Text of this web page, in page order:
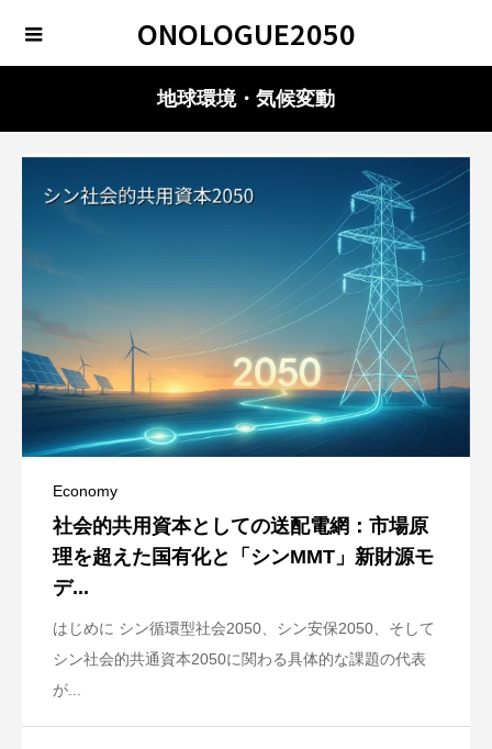
ONOLOGUE2050
地球環境・気候変動
Economy
社会的共用資本としての送配電網：市場原
理を超えた国有化と「シンMMT」新財源モ
デ...
はじめに シン循環型社会2050、シン安保2050、そして
シン社会的共通資本2050に関わる具体的な課題の代表
が...